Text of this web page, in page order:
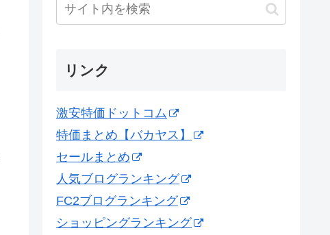
リンク
激安特価ドットコム
特価まとめ【バカヤス】
セールまとめ
人気ブログランキング
FC2ブログランキング
ショッピングランキング